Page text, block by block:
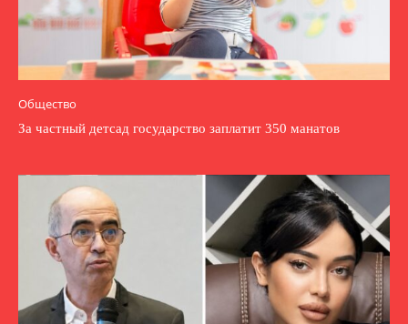
Общество
За частный детсад государство заплатит 350 манатов